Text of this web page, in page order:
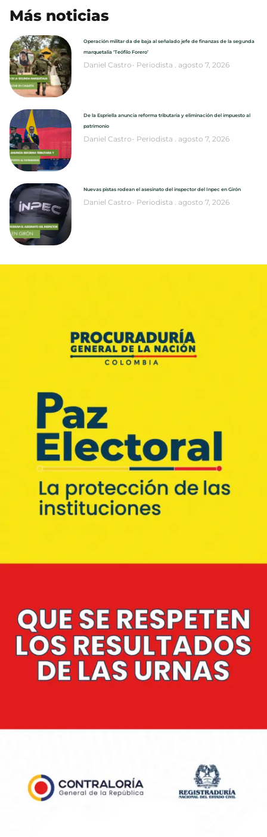
Más noticias
Operación militar da de baja al señalado jefe de finanzas de la segunda
marquetalia ‘Teófilo Forero’
Daniel Castro- Periodista agosto 7, 2026
De la Espriella anuncia reforma tributaria y eliminación del impuesto al
patrimonio
Daniel Castro- Periodista agosto 7, 2026
Nuevas pistas rodean el asesinato del inspector del Inpec en Girón
Daniel Castro- Periodista agosto 7, 2026